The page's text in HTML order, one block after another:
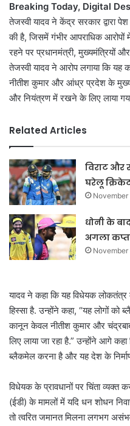
Breaking Today, Digital
तेजस्वी यादव ने केंद्र सरकार द्वारा
की है, जिसमें गंभीर आपराधिक
रहने पर प्रधानमंत्री, मुख्यमंत्रियों
तेजस्वी यादव ने आरोप लगाया कि यह
नीतीश कुमार और आंध्र प्रदेश के
और नियंत्रण में रखने के लिए लाया
Related Articles
विराट और
घरेलू
November
धोनी के
अगला
November
यादव ने कहा कि यह विधेयक
हिस्सा है. उन्होंने कहा, “यह लोगों
कानून केवल नीतीश कुमार और
लिए लाया जा रहा है.” उन्होंने आगे
ब्लैकमेल करना है और यह देश के
विधेयक के प्रावधानों पर चिंता व्यक्त
(ईडी) के मामलों में यदि धन शोधन
तो त्वरित जमानत मिलना लगभग